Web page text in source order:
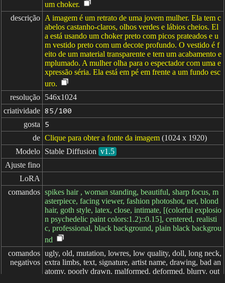
um choker.
descrição A imagem é um retrato de uma jovem mulher. Ela tem c
abelos castanho-claros, olhos verdes e lábios cheios. El
a está usando um choker preto com picos prateados e u
m vestido preto com um decote profundo. O vestido é f
eito de um material transparente e tem um acabamento e
mplumado. A mulher olha para o espectador com uma e
xpressão séria. Ela está em pé em frente a um fundo esc
uro.
resolução 546x1024
criatividade 85/100
gosta 5
de Clique para obter a fonte da imagem (1024 x 1920)
Modelo Stable Diffusion v1.5
Ajuste fino
LoRA
comandos spikes hair , woman standing, beautiful, sharp focus, m
asterpiece, facing viewer, fashion photoshot, net, blond
hair, goth style, latex, close, intimate, [(colorful explosio
n psychedelic paint colors:1.2)::0.15], centered, realisti
c, professional, black background, plain black backgrou
nd
comandos
negativos
ugly, old, mutation, lowres, low quality, doll, long neck,
extra limbs, text, signature, artist name, drawing, bad an
atomy, poorly drawn, malformed, deformed, blurry, out